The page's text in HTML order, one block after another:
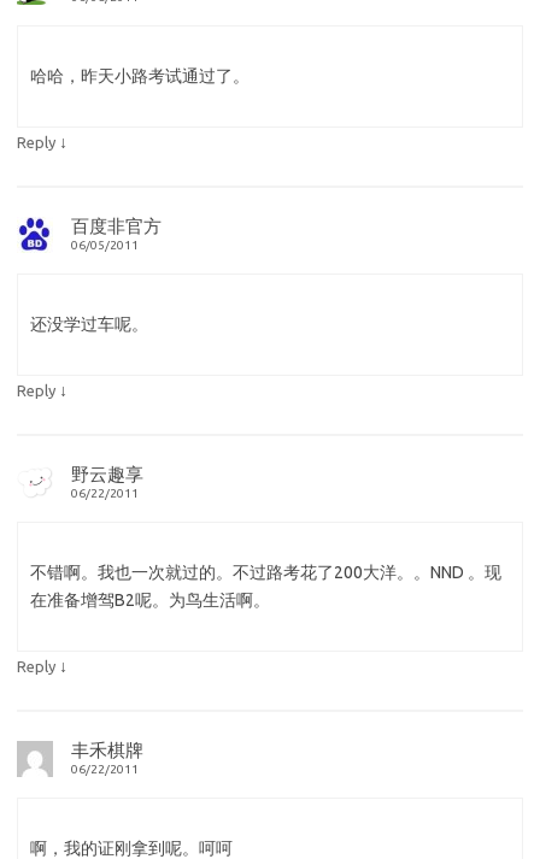
哈哈，昨天小路考试通过了。
Reply ↓
百度非官方
06/05/2011
还没学过车呢。
Reply ↓
野云趣享
06/22/2011
不错啊。我也一次就过的。不过路考花了200大洋。。NND 。现
在准备增驾B2呢。为鸟生活啊。
Reply ↓
丰禾棋牌
06/22/2011
啊，我的证刚拿到呢。呵呵